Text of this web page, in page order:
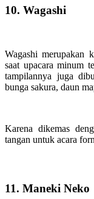
10. Wagashi
Wagashi merupakan
saat upacara minum
tampilannya juga
bunga sakura, daun
Karena dikemas
tangan untuk acara
11. Maneki Neko